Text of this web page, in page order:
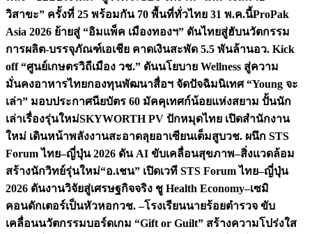
วิสาขะ” ครั้งที่ 25 พร้อมกัน 70 พื้นที่ทั่วไทย 31 พ.ค.นี้ProPak
Asia 2026 ย้ายสู่ “อิมแพ็ค เมืองทองฯ” ดันไทยสู่ฮับนวัตกรรม
การผลิต-บรรจุภัณฑ์เอเชีย คาดเงินสะพัด 5.5 พันล้านอว. Kick
off “ศูนย์เกษตรวิถีเมือง วช.” ดันนโยบาย Wellness สู่ความ
มั่นคงอาหารไทยกองทุนพัฒนาสื่อฯ จัดปัจฉิมนิเทศ “Young จะ
เล่า” มอบประกาศนียบัตร 60 มัคคุเทศก์น้อยแห่งสยาม ปั้นนัก
เล่าเรื่องรุ่นใหม่SKYWORTH PV ปักหมุดไทย เปิดสำนักงาน
ใหม่ เดินหน้าพลังงานสะอาดลุยอาเซียนเต็มสูบวช. ผนึก STS
Forum ไทย–ญี่ปุ่น 2026 ดัน AI ขับเคลื่อนสุขภาพ–สิ่งแวดล้อม
สร้างนักวิทย์รุ่นใหม่“อ.เชน” เปิดเวที STS Forum ไทย–ญี่ปุ่น
2026 ดันงานวิจัยสู่เศรษฐกิจจริง ชู Health Economy–เซมิ
คอนดักเตอร์เป็นหัวหอกวช. –โรงเรียนนายร้อยตำรวจ ขับ
เคลื่อนนวัตกรรมบอร์ดเกม “Gift or Guilt” สร้างความโปร่งใส